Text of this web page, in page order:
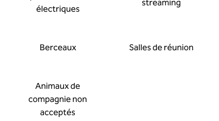
électriques
streaming
Berceaux Salles de réunion
Animaux de
compagnie non
acceptés